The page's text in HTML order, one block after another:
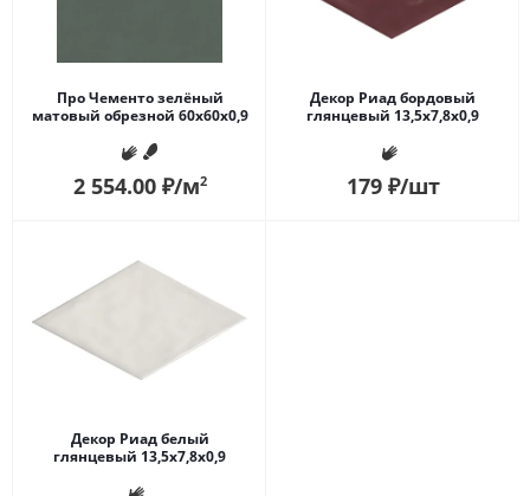
Про Чементо зелёный
матовый обрезной 60x60x0,9
2 554.00₽/м2
Декор Риад бордовый
глянцевый 13,5x7,8x0,9
179₽/шт
Декор Риад белый
глянцевый 13,5x7,8x0,9